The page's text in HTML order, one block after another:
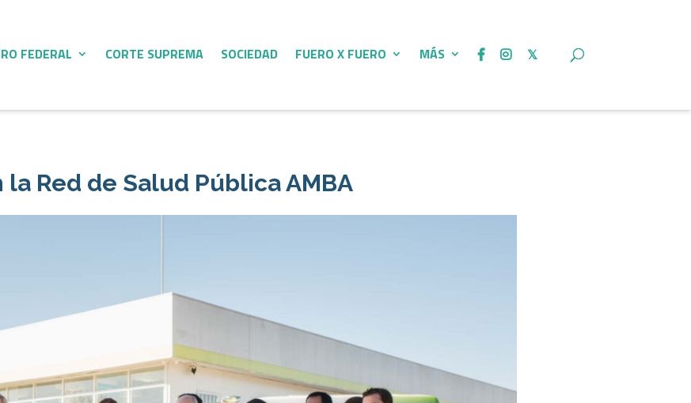
FEDERAL CORTE SUPREMA SOCIEDAD FUERO X FUERO MÁS
Red de Salud Pública AMBA